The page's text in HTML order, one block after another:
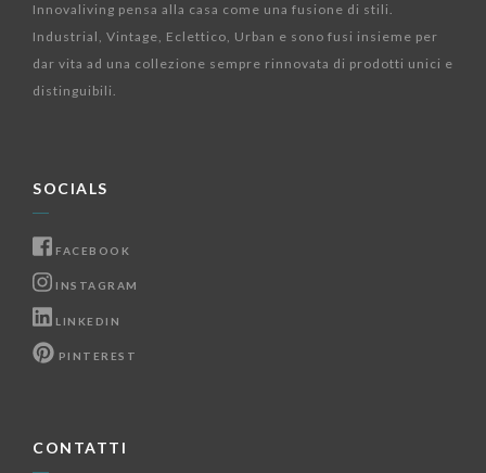
Innovaliving pensa alla casa come una fusione di stili.
Industrial, Vintage, Eclettico, Urban e sono fusi insieme per
dar vita ad una collezione sempre rinnovata di prodotti unici e
distinguibili.
SOCIALS
FACEBOOK
INSTAGRAM
LINKEDIN
PINTEREST
CONTATTI